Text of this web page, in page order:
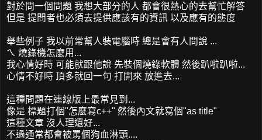
對於問一個問題 我想大部分的人 都會很熱心的去幫忙解答
但是 提問者也必須去提供應該有的資訊 以及應有的態度
舉些例子 我以前常幫人裝電腦時 總是會有人問說 ...
ㄟ 燒錄機怎麼用...
我心情好時 可能就跟他說 先裝個燒錄軟體 然後趴啦趴啦...
心情不好時 頂多就回一句 打開來 放進去...
這種問題在連線版上最常見到...
像是 標題打個"怎麼寫c++" 然後內文就寫個"as title"
這種文章 沒人理還好...
不過通常都會被罵個狗血淋頭....